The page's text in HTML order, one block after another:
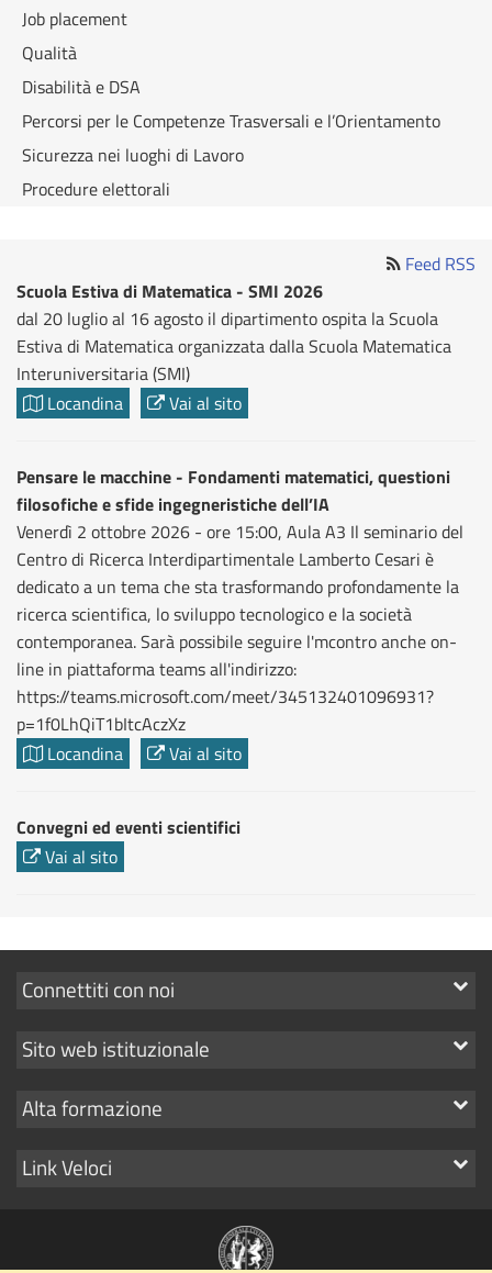
Job placement
Qualità
Disabilità e DSA
Percorsi per le Competenze Trasversali e l’Orientamento
Sicurezza nei luoghi di Lavoro
Procedure elettorali
Feed RSS
Scuola Estiva di Matematica - SMI 2026
dal 20 luglio al 16 agosto il dipartimento ospita la Scuola
Estiva di Matematica organizzata dalla Scuola Matematica
Interuniversitaria (SMI)
Locandina
Vai al sito
Pensare le macchine - Fondamenti matematici, questioni
filosofiche e sfide ingegneristiche dell’IA
Venerdì 2 ottobre 2026 - ore 15:00, Aula A3 Il seminario del
Centro di Ricerca Interdipartimentale Lamberto Cesari è
dedicato a un tema che sta trasformando profondamente la
ricerca scientifica, lo sviluppo tecnologico e la società
contemporanea. Sarà possibile seguire l'mcontro anche on-
line in piattaforma teams all'indirizzo:
https://teams.microsoft.com/meet/345132401096931?
p=1f0LhQiT1bItcAczXz
Locandina
Vai al sito
Convegni ed eventi scientifici
Vai al sito
Mostra
link
Connettiti con noi
Mostra
link
Sito web istituzionale
Mostra
link
Alta formazione
Mostra
Link Veloci